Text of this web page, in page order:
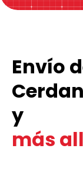
Envío
y
más